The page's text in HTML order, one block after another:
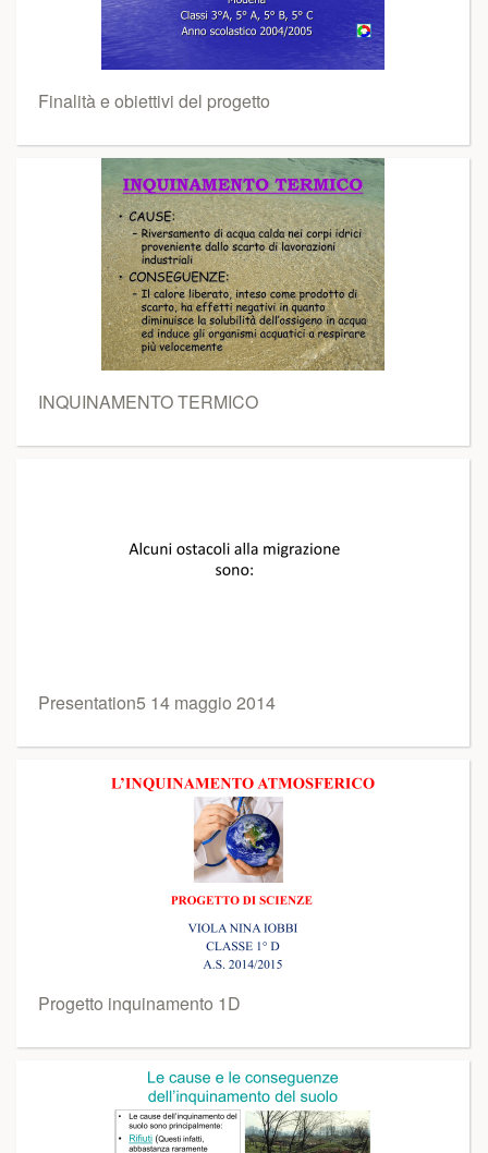
Finalità e obiettivi del progetto
INQUINAMENTO TERMICO
Presentation5 14 maggio 2014
Progetto inquinamento 1D